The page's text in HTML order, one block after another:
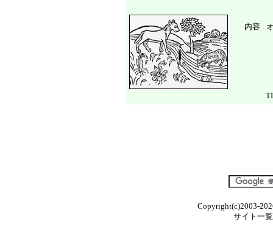
内容 :
Copyright(c)2003-
サイト一